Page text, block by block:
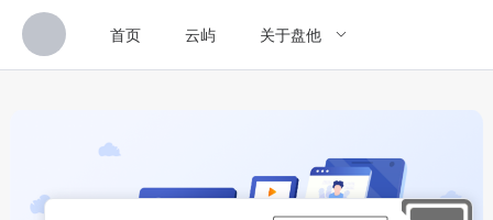
首页 云屿 关于盘他